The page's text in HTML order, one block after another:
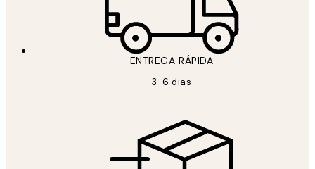
ENTREGA RÁPIDA
3-6 dias